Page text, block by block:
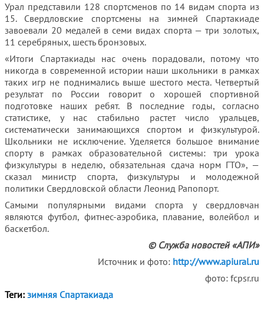
Урал представили 128 спортсменов по 14 видам спорта из
15. Свердловские спортсмены на зимней Спартакиаде
завоевали 20 медалей в семи видах спорта — три золотых,
11 серебряных, шесть бронзовых.
«Итоги Спартакиады нас очень порадовали, потому что
никогда в современной истории наши школьники в рамках
таких игр не поднимались выше шестого места. Четвертый
результат по России говорит о хорошей спортивной
подготовке наших ребят. В последние годы, согласно
статистике, у нас стабильно растет число уральцев,
систематически занимающихся спортом и физкультурой.
Школьники не исключение. Уделяется большое внимание
спорту в рамках образовательной системы: три урока
физкультуры в неделю, обязательная сдача норм ГТО», —
сказал министр спорта, физкультуры и молодежной
политики Свердловской области Леонид Рапопорт.
Самыми популярными видами спорта у свердловчан
являются футбол, фитнес-аэробика, плавание, волейбол и
баскетбол.
© Служба новостей «АПИ»
Источник и фото: http://www.apiural.ru
фото: fcpsr.ru
Теги: зимняя Спартакиада